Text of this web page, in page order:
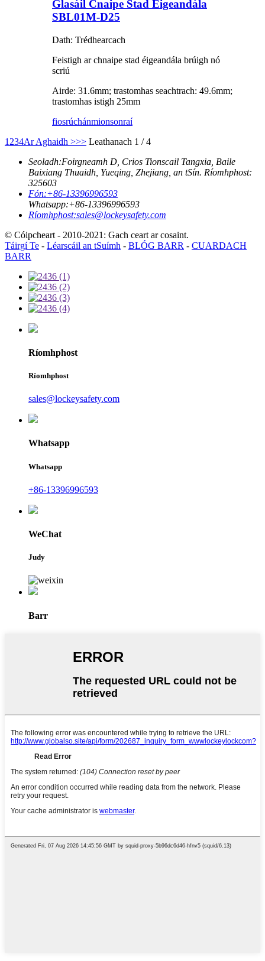
Glasáil Cnaipe Stad Éigeandála
SBL01M-D25
Dath: Trédhearcach
Feistigh ar chnaipe stad éigeandála brúigh nó
scriú
Airde: 31.6mm; trastomhas seachtrach: 49.6mm;
trastomhas istigh 25mm
fiosrúchánmionsonraí
1 234Ar Aghaidh >>> Leathanach 1 / 4
Seoladh:Foirgneamh D, Crios Tionscail Tangxia, Baile
Baixiang Thuaidh, Yueqing, Zhejiang, an tSín. Ríomhphost:
325603
Fón:+86-13396996593
Whatsapp:+86-13396996593
Ríomhphost:sales@lockeysafety.com
© Cóipcheart - 2010-2021: Gach ceart ar cosaint.
Táirgí Te - Léarscáil an tSuímh - BLÓG BARR - CUARDACH
BARR
Ríomhphost
Ríomhphost
sales@lockeysafety.com
Whatsapp
Whatsapp
+86-13396996593
WeChat
Judy
Barr